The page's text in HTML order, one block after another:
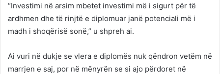
“Investimi në arsim mbetet investimi më i sigurt për të
ardhmen dhe të rinjtë e diplomuar janë potenciali më i
madh i shoqërisë sonë,” u shpreh ai.
Ai vuri në dukje se vlera e diplomës nuk qëndron vetëm në
marrjen e saj, por në mënyrën se si ajo përdoret në